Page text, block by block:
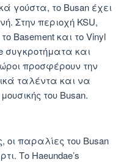
γούστα, το Busan έχει
Στην περιοχή KSU,
Basement και το Vinyl
συγκροτήματα και
προσφέρουν την
ταλέντα και να
του Busan.
οι παραλίες του Busan
Το Haeundae’s